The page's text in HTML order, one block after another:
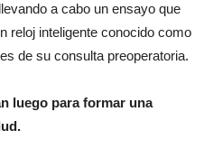
a cabo un ensayo que
reloj inteligente conocido como
de su consulta preoperatoria.
luego para formar una